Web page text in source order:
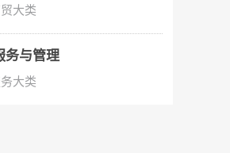
大类
务与管理
大类